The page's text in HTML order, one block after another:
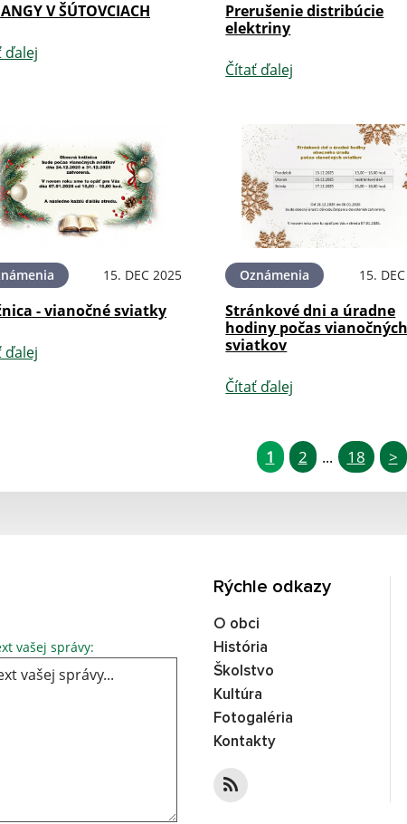
V ŠÚTOVCIACH
ďalej
Prerušenie distribúcie
elektriny
Čítať ďalej
15. DEC 2025
- vianočné sviatky
ďalej
Oznámenia 15.
Stránkové dni a úradne
hodiny počas vianočných
sviatkov
Čítať ďalej
1 2 ... 18 >
vašej správy:
Rýchle odkazy
O obci
História
Školstvo
Kultúra
Fotogaléria
Kontakty